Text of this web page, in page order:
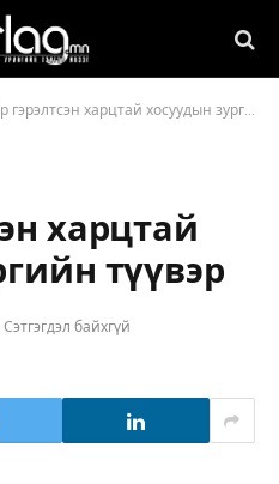
харцтай хосуудын зургийн түүвэр
харцтай
түүвэр
Сэтгэгдэл байхгүй